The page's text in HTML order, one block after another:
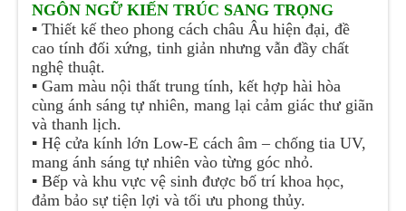
NGÔN NGỮ KIẾN TRÚC SANG TRỌNG
▪️Thiết kế theo phong cách châu Âu hiện đại, đề
cao tính đối xứng, tinh giản nhưng vẫn đầy chất
nghệ thuật.
▪️Gam màu nội thất trung tính, kết hợp hài hòa
cùng ánh sáng tự nhiên, mang lại cảm giác thư giãn
và thanh lịch.
▪️Hệ cửa kính lớn Low-E cách âm – chống tia UV,
mang ánh sáng tự nhiên vào từng góc nhỏ.
▪️Bếp và khu vực vệ sinh được bố trí khoa học,
đảm bảo sự tiện lợi và tối ưu phong thủy.